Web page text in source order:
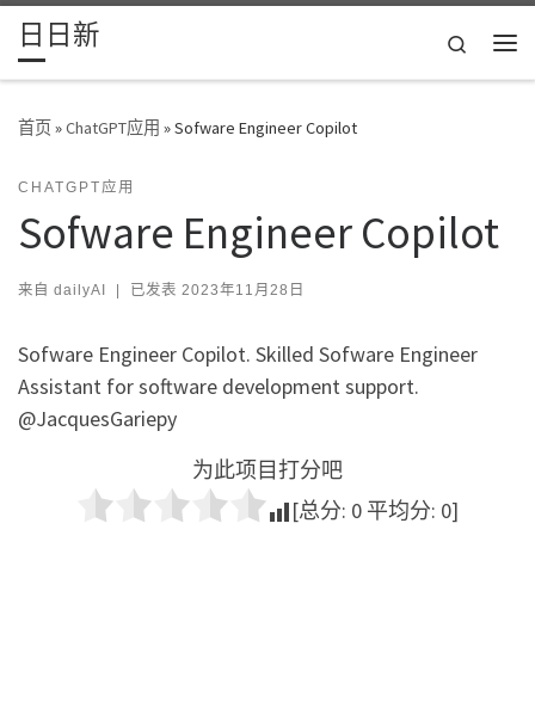
Skip to content
日日新
Search
首页»ChatGPT应用 »Sofware Engineer Copilot
CHATGPT应用
Sofware Engineer Copilot
来自 dailyAI | 已发表 2023年11月28日
Sofware Engineer Copilot. Skilled Sofware Engineer
Assistant for software development support.
@JacquesGariepy
为此项目打分吧
[总分: 0 平均分: 0]